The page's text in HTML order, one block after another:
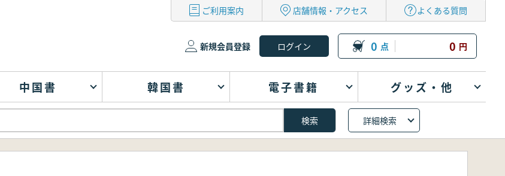
ご利用案内 店舗情報・アクセス よくある質問
新規会員登録 0 点 0 円
中国書 韓国書 電子書籍 グッズ・他
詳細検索